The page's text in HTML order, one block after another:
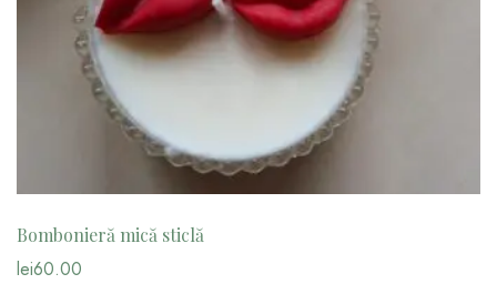
Bombonieră mică sticlă
lei60.00